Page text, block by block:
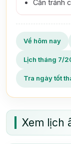
Cần tránh
Về hôm nay
Lịch tháng 7/
Tra ngày tốt
Xem lịch